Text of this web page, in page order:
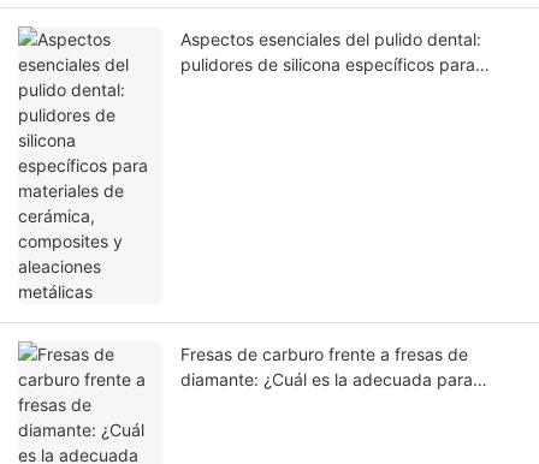
Aspectos esenciales del pulido dental:
pulidores de silicona específicos para
Fresas de carburo frente a fresas de
diamante: ¿Cuál es la adecuada para